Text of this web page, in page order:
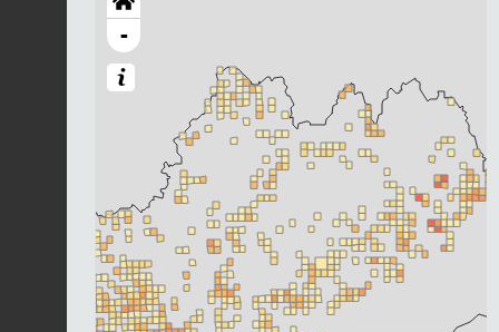
-